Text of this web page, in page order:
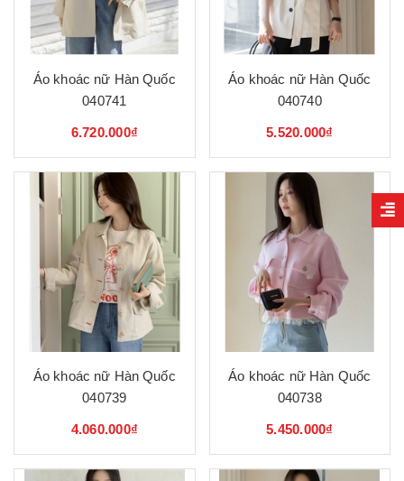
Áo khoác nữ Hàn Quốc
040741
6.720.000₫
Áo khoác nữ Hàn Quốc
040740
5.520.000₫
Áo khoác nữ Hàn Quốc
040739
4.060.000₫
Áo khoác nữ Hàn Quốc
040738
5.450.000₫